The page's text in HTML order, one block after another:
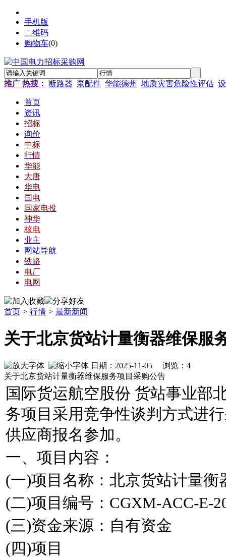
手机版
二维码
购物车(0)
推广 热搜： 断路器 泵配件 华能德州 地质灾害危险性评估
首页
资讯
招标
询价
中标
行情
华能
大唐
华电
国电
国家电投
神华
核电
业主
网站导航
铁路
电厂
电网
首页 > 行情 > 最新新闻
关于北京货站计量衡器维保服
日期：2025-11-05 浏览： 4
关于北京货站计量衡器维保服务项目采购公告
国际货运航空股份 货站事业部
务项目采用竞争性谈判方式进
供应商报名参加。
一、项目内容：
(一)项目名称：北京货站计量衡
(二)项目编号：CGXM-ACC-E-
(三)资金来源：自有资金
(四)项目